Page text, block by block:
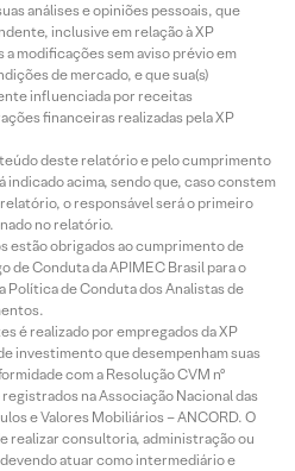
análises e opiniões pessoais, que
inclusive em relação à XP
modificações sem aviso prévio em
de mercado, e que sua(s)
influenciada por receitas
financeiras realizadas pela XP
deste relatório e pelo cumprimento
indicado acima, sendo que, caso constem
o responsável será o primeiro
no relatório.
estão obrigados ao cumprimento de
de Conduta da APIMEC Brasil para o
Política de Conduta dos Analistas de
é realizado por empregados da XP
investimento que desempenham suas
com a Resolução CVM nº
na Associação Nacional das
e Valores Mobiliários – ANCORD. O
realizar consultoria, administração ou
atuar como intermediário e